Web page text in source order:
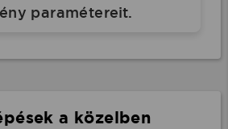
paramétereit.
a közelben